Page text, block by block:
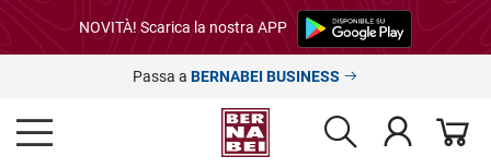
NOVITÀ! Scarica la nostra APP
Passa a BERNABEI BUSINESS